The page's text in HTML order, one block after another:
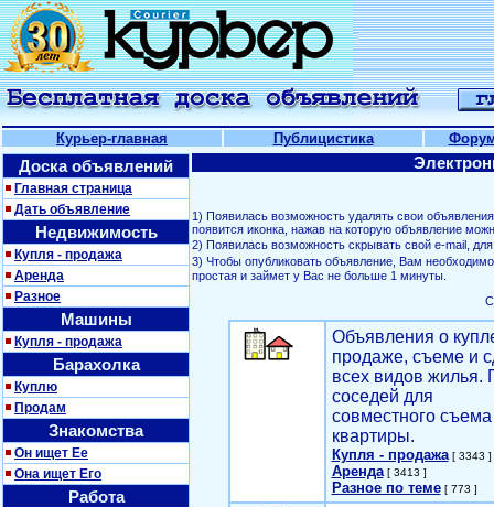
Курьер-главная Публицистика
Доска объявлений
Главная страница
Дать объявление
Недвижимость
Купля - продажа
Аренда
Разное
Машины
Купля - продажа
Барахолка
Куплю
Продам
Знакомства
Он ищет Ее
Она ищет Его
Работа
1) Появилась возможность удалять свои
появится иконка, нажав на которую объявление
2) Появилась возможность скрывать свой е-mail,
3) Чтобы опубликовать объявление, Вам
простая и займет у Вас не больше 1 минуты.
Объявления о
продаже, съеме и
всех видов жилья.
соседей для
совместного съема
квартиры.
Купля - продажа[ 3343 ]
Аренда[ 3413 ]
Разное по теме[ 773 ]